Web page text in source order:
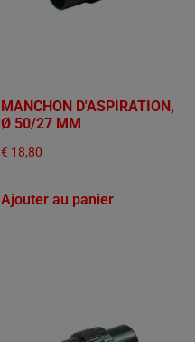
MANCHON D'ASPIRATION,
Ø 50/27 MM
€ 18,80
Ajouter au panier